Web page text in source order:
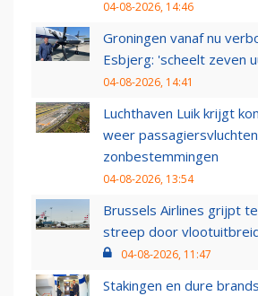
04-08-2026, 14:46
Groningen vanaf nu
Esbjerg: 'scheelt zeven
04-08-2026, 14:41
Luchthaven Luik krijgt
weer
zonbestemmingen
04-08-2026, 13:54
Brussels Airlines grijpt
streep door
04-08-2026, 11:47
Stakingen en dure